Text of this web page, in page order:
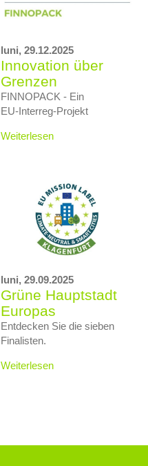
luni, 29.12.2025
Innovation über
Grenzen
FINNOPACK - Ein
EU‑Interreg‑Projekt
Weiterlesen
luni, 29.09.2025
Grüne Hauptstadt
Europas
Entdecken Sie die sieben
Finalisten.
Weiterlesen